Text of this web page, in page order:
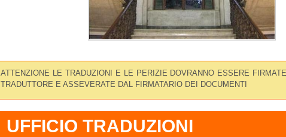
ATTENZIONE LE TRADUZIONI E LE PERIZIE DOVRANNO ESSERE
TRADUTTORE E ASSEVERATE DAL FIRMATARIO DEI DOCUMENTI
UFFICIO TRADUZIONI